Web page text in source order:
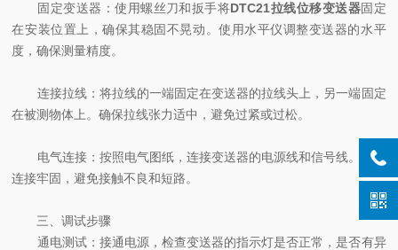
固定变送器：使用螺丝刀和扳手将DTC21拉线位移变送器固定
在安装位置上，确保其稳固不晃动。使用水平仪调整变送器的水平
度，确保测量精度。
连接拉线：将拉线的一端固定在变送器的拉线头上，另一端固定
在被测物体上。确保拉线张力适中，避免过紧或过松。
电气连接：按照电气图纸，连接变送器的电源线和信号线。确保
连接牢固，避免接触不良和短路。
三、调试步骤
通电测试：接通电源，检查变送器的指示灯是否正常，是否有异